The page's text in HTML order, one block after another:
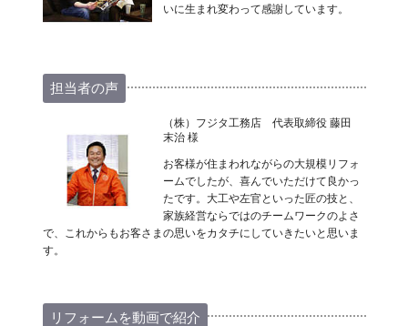
いに生まれ変わって感謝しています。
担当者の声
（株）フジタ工務店 代表取締役 藤田
末治 様
お客様が住まわれながらの大規模リフォ
ームでしたが、喜んでいただけて良かっ
たです。大工や左官といった匠の技と、
家族経営ならではのチームワークのよさ
で、これからもお客さまの思いをカタチにしていきたいと思いま
す。
リフォームを動画で紹介